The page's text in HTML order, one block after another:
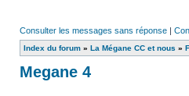
Consulter les messages sans réponse |
Index du forum » La Mégane CC et nous »
Megane 4